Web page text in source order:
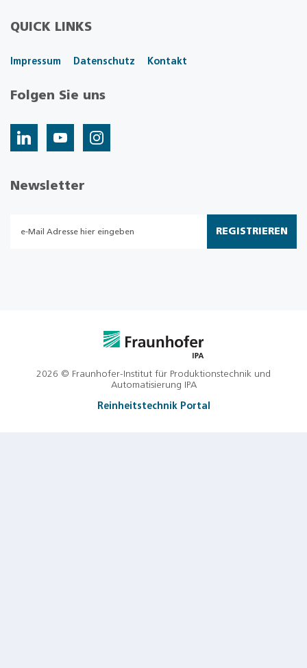
QUICK LINKS
Impressum Datenschutz Kontakt
Folgen Sie uns
Newsletter
REGISTRIEREN
2026 © Fraunhofer-Institut für Produktionstechnik und
Automatisierung IPA
Reinheitstechnik Portal